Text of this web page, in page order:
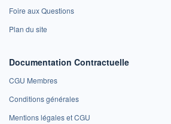
Foire aux Questions
Plan du site
Documentation Contractuelle
CGU Membres
Conditions générales
Mentions légales et CGU